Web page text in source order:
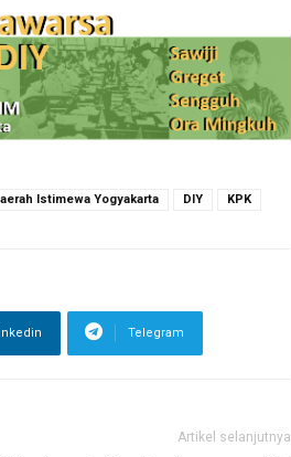
Istimewa Yogyakarta DIY KPK
Telegram
Artikel selanjutnya